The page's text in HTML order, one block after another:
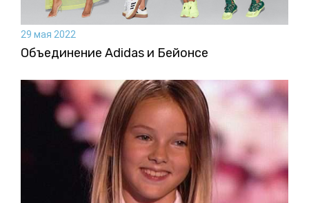
29 мая 2022
Объединение Adidas и Бейонсе